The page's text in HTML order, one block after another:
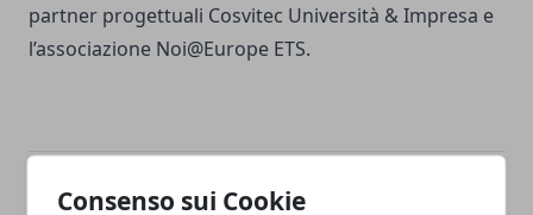
Consenso sui Cookie
partner progettuali Cosvitec Università & Impresa e
l’associazione Noi@Europe ETS.
Facebook
TwitterWhatsapp